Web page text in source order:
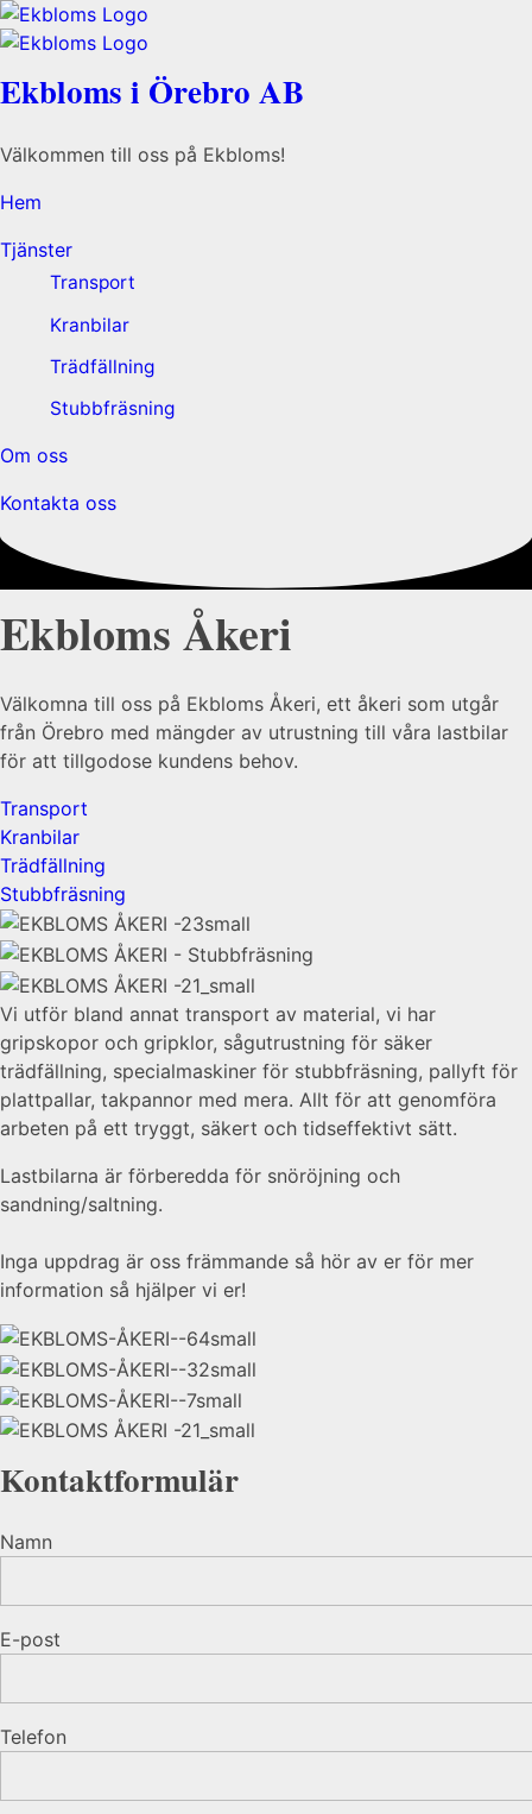
Ekbloms i Örebro AB
Välkommen till oss på Ekbloms!
Hem
Tjänster
Transport
Kranbilar
Trädfällning
Stubbfräsning
Om oss
Kontakta oss
Ekbloms Åkeri
Välkomna till oss på Ekbloms Åkeri, ett åkeri som utgår
från Örebro med mängder av utrustning till våra lastbilar
för att tillgodose kundens behov.
Transport
Kranbilar
Trädfällning
Stubbfräsning
Vi utför bland annat transport av material, vi har
gripskopor och gripklor, sågutrustning för säker
trädfällning, specialmaskiner för stubbfräsning, pallyft för
plattpallar, takpannor med mera. Allt för att genomföra
arbeten på ett tryggt, säkert och tidseffektivt sätt.
Lastbilarna är förberedda för snöröjning och
sandning/saltning.
Inga uppdrag är oss främmande så hör av er för mer
information så hjälper vi er!
Kontaktformulär
Namn
E-post
Telefon